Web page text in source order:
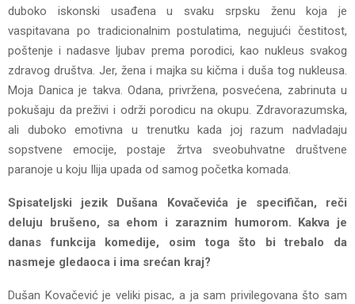
duboko iskonski usađena u svaku srpsku ženu koja je
vaspitavana po tradicionalnim postulatima, negujući čestitost,
poštenje i nadasve ljubav prema porodici, kao nukleus svakog
zdravog društva. Jer, žena i majka su kičma i duša tog nukleusa.
Moja Danica je takva. Odana, privržena, posvećena, zabrinuta u
pokušaju da preživi i održi porodicu na okupu. Zdravorazumska,
ali duboko emotivna u trenutku kada joj razum nadvladaju
sopstvene emocije, postaje žrtva sveobuhvatne društvene
paranoje u koju Ilija upada od samog početka komada.
Spisateljski jezik Dušana Kovačevića je specifičan, reči
deluju brušeno, sa ehom i zaraznim humorom. Kakva je
danas funkcija komedije, osim toga što bi trebalo da
nasmeje gledaoca i ima srećan kraj?
Dušan Kovačević je veliki pisac, a ja sam privilegovana što sam